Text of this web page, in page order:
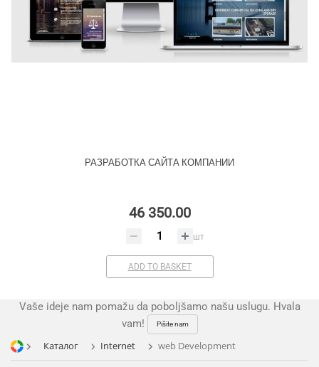
РАЗРАБОТКА САЙТА КОМПАНИИ
46 350.00
шт
ADD TO BASKET
Vaše ideje nam pomažu da poboljšamo našu uslugu. Hvala
vam!
Pišite nam
Каталог Internet web Development